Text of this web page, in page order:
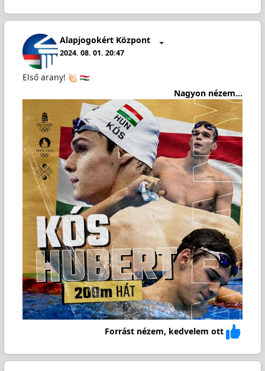
Alapjogokért Központ
2024. 08. 01. 20:47
Első arany!
Nagyon nézem...
Forrást nézem, kedvelem ott